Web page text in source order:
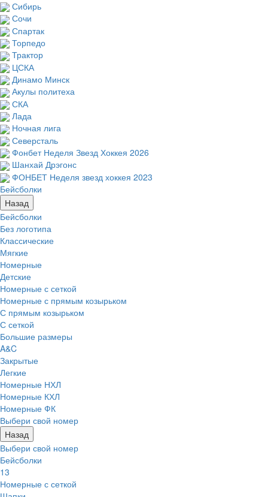
Сибирь
Сочи
Спартак
Торпедо
Трактор
ЦСКА
Динамо Минск
Акулы политеха
СКА
Лада
Ночная лига
Северсталь
Фонбет Неделя Звезд Хоккея 2026
Шанхай Дрэгонс
ФОНБЕТ Неделя звезд хоккея 2023
Бейсболки
Назад
Бейсболки
Без логотипа
Классические
Мягкие
Номерные
Детские
Номерные с сеткой
Номерные с прямым козырьком
С прямым козырьком
С сеткой
Большие размеры
A&C
Закрытые
Легкие
Номерные НХЛ
Номерные КХЛ
Номерные ФК
Выбери свой номер
Назад
Выбери свой номер
Бейсболки
13
Номерные с сеткой